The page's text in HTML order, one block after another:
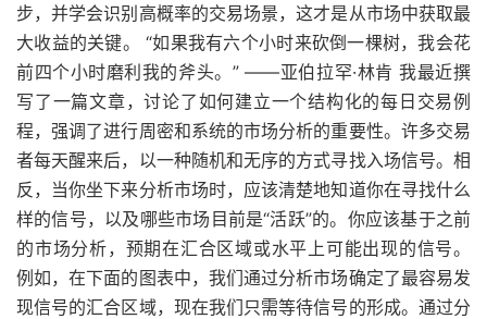
步，并学会识别高概率的交易场景，这才是从市场中获取最
大收益的关键。 “如果我有六个小时来砍倒一棵树，我会花
前四个小时磨利我的斧头。” ——亚伯拉罕·林肯 我最近撰
写了一篇文章，讨论了如何建立一个结构化的每日交易例
程，强调了进行周密和系统的市场分析的重要性。许多交易
者每天醒来后，以一种随机和无序的方式寻找入场信号。相
反，当你坐下来分析市场时，应该清楚地知道你在寻找什么
样的信号，以及哪些市场目前是“活跃”的。你应该基于之前
的市场分析，预期在汇合区域或水平上可能出现的信号。
例如，在下面的图表中，我们通过分析市场确定了最容易发
现信号的汇合区域，现在我们只需等待信号的形成。通过分